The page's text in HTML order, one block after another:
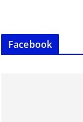
Facebook